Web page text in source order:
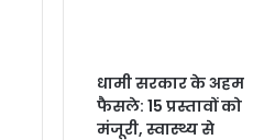
धामी सरकार के अहम
फैसले: 15 प्रस्तावों को
मंजूरी, स्वास्थ्य से